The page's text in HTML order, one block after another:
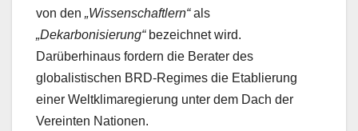
von den „Wissenschaftlern“als
„Dekarbonisierung“bezeichnet wird.
Darüberhinaus fordern die Berater des
globalistischen BRD-Regimes die Etablierung
einer Weltklimaregierung unter dem Dach der
Vereinten Nationen.